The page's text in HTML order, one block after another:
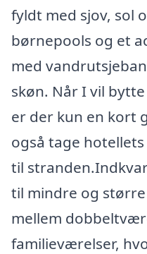
fyldt med sjov, sol
børnepools og et
med
skøn. Når I vil
er der kun en kort
også tage
til
til mindre og
mellem
familieværelser,